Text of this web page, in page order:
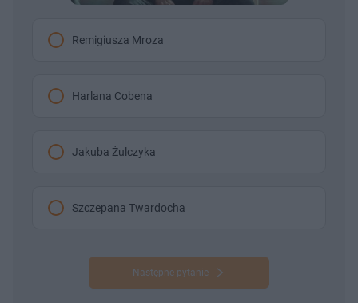
Remigiusza Mroza
Harlana Cobena
Jakuba Żulczyka
Szczepana Twardocha
Następne pytanie